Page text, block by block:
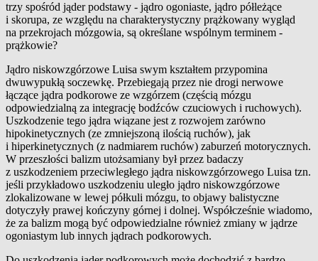
trzy spośród jąder podstawy - jądro ogoniaste, jądro półleżące
i skorupa, ze względu na charakterystyczny prążkowany wygląd
na przekrojach mózgowia, są określane wspólnym terminem -
prążkowie?
Jądro niskowzgórzowe Luisa swym kształtem przypomina
dwuwypukłą soczewkę. Przebiegają przez nie drogi nerwowe
łączące jądra podkorowe ze wzgórzem (częścią mózgu
odpowiedzialną za integrację bodźców czuciowych i ruchowych).
Uszkodzenie tego jądra wiązane jest z rozwojem zarówno
hipokinetycznych (ze zmniejszoną ilością ruchów), jak
i hiperkinetycznych (z nadmiarem ruchów) zaburzeń motorycznych.
W przeszłości balizm utożsamiany był przez badaczy
z uszkodzeniem przeciwległego jądra niskowzgórzowego Luisa tzn.
jeśli przykładowo uszkodzeniu uległo jądro niskowzgórzowe
zlokalizowane w lewej półkuli mózgu, to objawy balistyczne
dotyczyły prawej kończyny górnej i dolnej. Współcześnie wiadomo,
że za balizm mogą być odpowiedzialne również zmiany w jądrze
ogoniastym lub innych jądrach podkorowych.